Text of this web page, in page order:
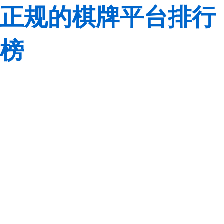
正规的棋牌平台排行
榜